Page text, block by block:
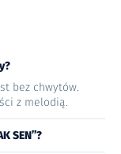
bez chwytów.
z melodią.
SEN”?